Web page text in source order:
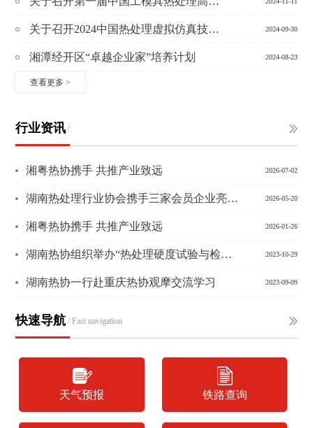
关于召开2024中国热处理虚拟仿真技术和标准化专题研讨会的通知 2024-09-30
湘潭经开区“卓越企业家”培养计划 2024-08-23
查看更多>
行业资讯 /
湘粤热协携手 共推产业致远 2026-07-02
湖南热处理行业协会携手三家会员企业亮相2026长沙智博会 2026-05-20
湘粤热协携手 共推产业致远 2026-01-26
湖南热协组织举办“热处理硬度试验与检测”培训班 2023-10-29
湖南热协一行赴重庆热协观摩交流学习 2023-09-09
快速导航/ Fast navigation
天气预报 铁路查询